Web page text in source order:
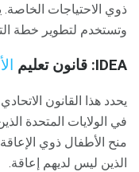
ذوي الاحتياجات
وتستخدم لتطوير خطة
IDEA: قانون تعليم
يحدد هذا القانون
في الولايات المتحدة
منح الأطفال ذوي
الذين ليس لديهم إعاقة.